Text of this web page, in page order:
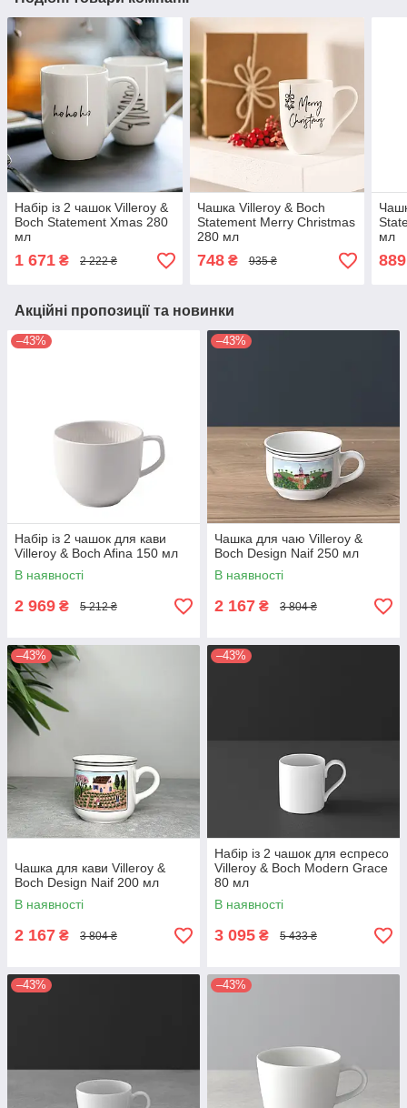
Набір із 2 чашок Villeroy &
Boch Statement Xmas 280
мл
1 671 ₴ 2 222 ₴
Чашка Villeroy & Boch
Statement Merry Christmas
280 мл
748₴ 935 ₴
мл
889
Акційні пропозиції та новинки
–43%
Набір із 2 чашок для кави
Villeroy & Boch Afina 150 мл
В наявності
2 969 ₴ 5 212 ₴
–43%
Чашка для чаю Villeroy &
Boch Design Naif 250 мл
В наявності
2 167 ₴ 3 804 ₴
–43%
Чашка для кави Villeroy &
Boch Design Naif 200 мл
В наявності
2 167 ₴ 3 804 ₴
–43%
Набір із 2 чашок для еспресо
Villeroy & Boch Modern Grace
80 мл
В наявності
3 095 ₴ 5 433 ₴
–43% –43%